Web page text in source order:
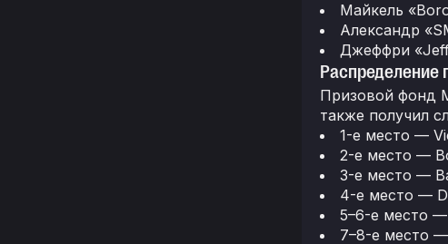
Майкель
Александр
Джеффри
Распределение
Призовой фонд
также получил
1-е место —
2-е место —
3-е место —
4-е место —
5–6-е место
7–8-е место